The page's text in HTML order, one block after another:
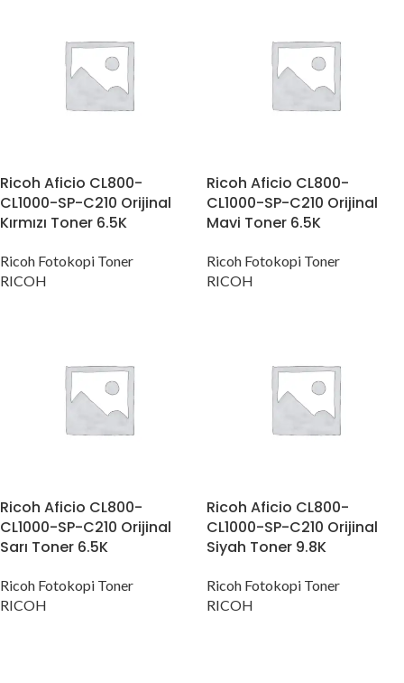
Ricoh Aficio CL800-
CL1000-SP-C210 Orijinal
Kırmızı Toner 6.5K
Ricoh Fotokopi Toner
RICOH
Ricoh Aficio CL800-
CL1000-SP-C210 Orijinal
Mavi Toner 6.5K
Ricoh Fotokopi Toner
RICOH
Ricoh Aficio CL800-
CL1000-SP-C210 Orijinal
Sarı Toner 6.5K
Ricoh Fotokopi Toner
RICOH
Ricoh Aficio CL800-
CL1000-SP-C210 Orijinal
Siyah Toner 9.8K
Ricoh Fotokopi Toner
RICOH